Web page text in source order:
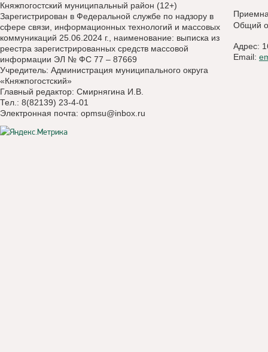
Княжпогостский муниципальный район (12+)
Зарегистрирован в Федеральной службе по надзору в
сфере связи, информационных технологий и массовых
коммуникаций 25.06.2024 г., наименование: выписка из
реестра зарегистрированных средств массовой
информации ЭЛ № ФС 77 – 87669
Учредитель: Администрация муниципального округа
«Княжпогостский»
Главный редактор: Смирнягина И.В.
Тел.: 8(82139) 23-4-01
Электронная почта: opmsu@inbox.ru
Общий
Адрес:
Email: